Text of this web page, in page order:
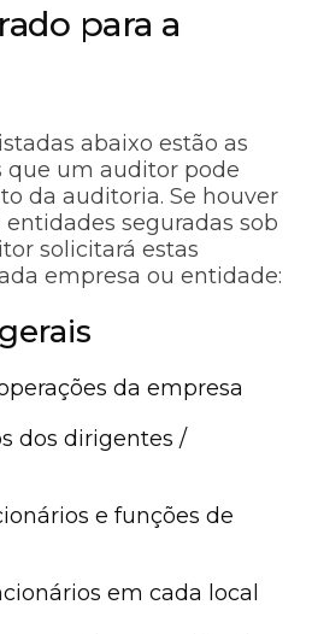
para a
abaixo estão as
que um auditor pode
da auditoria. Se houver
seguradas sob
solicitará estas
empresa ou entidade:
da empresa
dos dirigentes /
e funções de
em cada local